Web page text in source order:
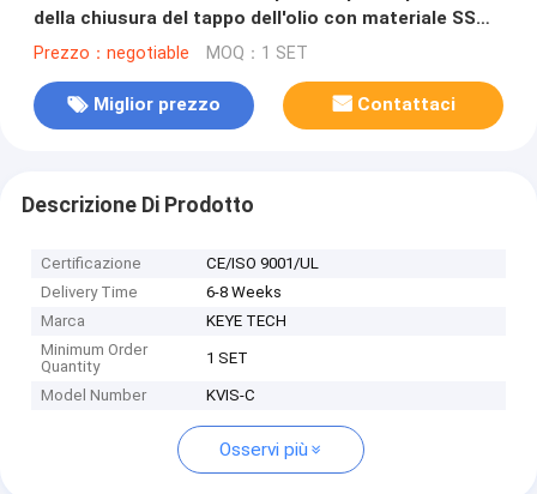
della chiusura del tappo dell'olio con materiale SS
304 1 anno di garanzia
Prezzo：negotiable MOQ：1 SET
Miglior prezzo Contattaci
Descrizione Di Prodotto
Certificazione
CE/ISO 9001/UL
Delivery Time
6-8 Weeks
Marca
KEYE TECH
Minimum Order
Quantity
1 SET
Model Number KVIS-C
Osservi più